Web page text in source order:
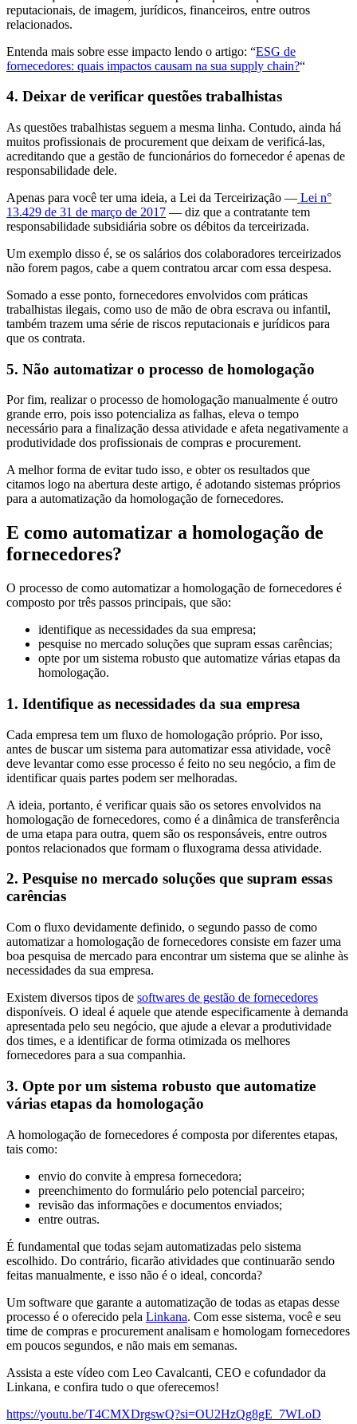
reputacionais, de imagem, jurídicos, financeiros, entre outros
relacionados.
Entenda mais sobre esse impacto lendo o artigo: “ESG de
fornecedores: quais impactos causam na sua supply chain?“
4. Deixar de verificar questões trabalhistas
As questões trabalhistas seguem a mesma linha. Contudo, ainda há
muitos profissionais de procurement que deixam de verificá-las,
acreditando que a gestão de funcionários do fornecedor é apenas de
responsabilidade dele.
Apenas para você ter uma ideia, a Lei da Terceirização — Lei n°
13.429 de 31 de março de 2017 — diz que a contratante tem
responsabilidade subsidiária sobre os débitos da terceirizada.
Um exemplo disso é, se os salários dos colaboradores terceirizados
não forem pagos, cabe a quem contratou arcar com essa despesa.
Somado a esse ponto, fornecedores envolvidos com práticas
trabalhistas ilegais, como uso de mão de obra escrava ou infantil,
também trazem uma série de riscos reputacionais e jurídicos para
que os contrata.
5. Não automatizar o processo de homologação
Por fim, realizar o processo de homologação manualmente é outro
grande erro, pois isso potencializa as falhas, eleva o tempo
necessário para a finalização dessa atividade e afeta negativamente a
produtividade dos profissionais de compras e procurement.
A melhor forma de evitar tudo isso, e obter os resultados que
citamos logo na abertura deste artigo, é adotando sistemas próprios
para a automatização da homologação de fornecedores.
E como automatizar a homologação de
fornecedores?
O processo de como automatizar a homologação de fornecedores é
composto por três passos principais, que são:
identifique as necessidades da sua empresa;
pesquise no mercado soluções que supram essas carências;
opte por um sistema robusto que automatize várias etapas da
homologação.
1. Identifique as necessidades da sua empresa
Cada empresa tem um fluxo de homologação próprio. Por isso,
antes de buscar um sistema para automatizar essa atividade, você
deve levantar como esse processo é feito no seu negócio, a fim de
identificar quais partes podem ser melhoradas.
A ideia, portanto, é verificar quais são os setores envolvidos na
homologação de fornecedores, como é a dinâmica de transferência
de uma etapa para outra, quem são os responsáveis, entre outros
pontos relacionados que formam o fluxograma dessa atividade.
2. Pesquise no mercado soluções que supram essas
carências
Com o fluxo devidamente definido, o segundo passo de como
automatizar a homologação de fornecedores consiste em fazer uma
boa pesquisa de mercado para encontrar um sistema que se alinhe às
necessidades da sua empresa.
Existem diversos tipos de softwares de gestão de fornecedores
disponíveis. O ideal é aquele que atende especificamente à demanda
apresentada pelo seu negócio, que ajude a elevar a produtividade
dos times, e a identificar de forma otimizada os melhores
fornecedores para a sua companhia.
3. Opte por um sistema robusto que automatize
várias etapas da homologação
A homologação de fornecedores é composta por diferentes etapas,
tais como:
envio do convite à empresa fornecedora;
preenchimento do formulário pelo potencial parceiro;
revisão das informações e documentos enviados;
entre outras.
É fundamental que todas sejam automatizadas pelo sistema
escolhido. Do contrário, ficarão atividades que continuarão sendo
feitas manualmente, e isso não é o ideal, concorda?
Um software que garante a automatização de todas as etapas desse
processo é o oferecido pela Linkana. Com esse sistema, você e seu
time de compras e procurement analisam e homologam fornecedores
em poucos segundos, e não mais em semanas.
Assista a este vídeo com Leo Cavalcanti, CEO e cofundador da
Linkana, e confira tudo o que oferecemos!
https://youtu.be/T4CMXDrgswQ?si=OU2HzQg8gE_7WLoD